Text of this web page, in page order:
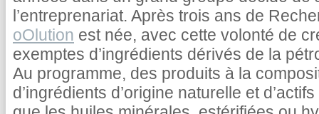
l’entreprenariat. Après trois ans de
oOlution est née, avec cette volonté de
exemptes d’ingrédients dérivés de la
Au programme, des produits à la
d’ingrédients d’origine naturelle et